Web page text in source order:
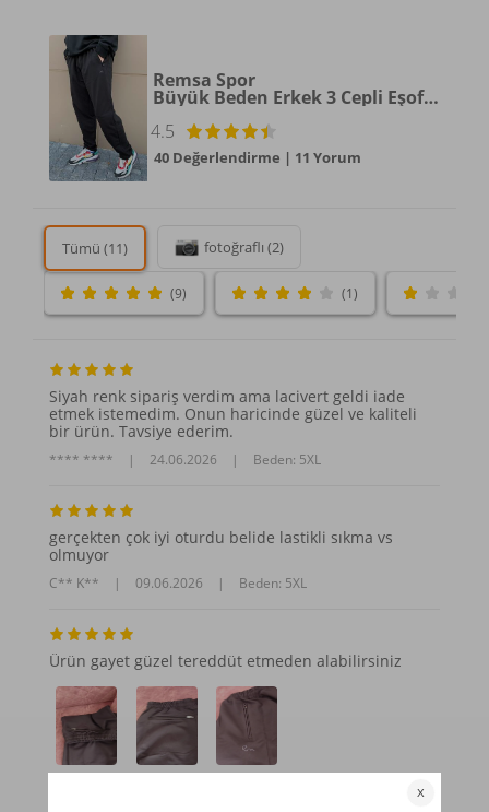
Remsa Spor
Büyük Beden Erkek 3 Cepli Eşofman Altı Siyah
4.5
40 Değerlendirme | 11 Yorum
Tümü (11) fotoğraflı (2)
(9) (1)
Siyah renk sipariş verdim ama lacivert geldi iade
etmek istemedim. Onun haricinde güzel ve kaliteli
bir ürün. Tavsiye ederim.
**** **** | 24.06.2026 | Beden: 5XL
gerçekten çok iyi oturdu belide lastikli sıkma vs
olmuyor
C** K** | 09.06.2026 | Beden: 5XL
Ürün gayet güzel tereddüt etmeden alabilirsiniz